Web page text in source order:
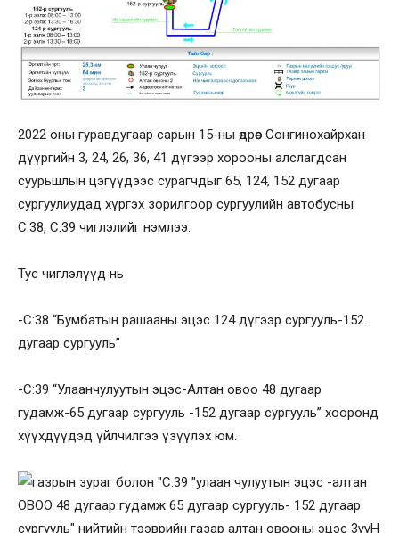
2022 оны гуравдугаар сарын 15-ны өдрөөс Сонгинохайрхан
дүүргийн 3, 24, 26, 36, 41 дүгээр хорооны алслагдсан
суурьшлын цэгүүдээс сурагчдыг 65, 124, 152 дугаар
сургуулиудад хүргэх зорилгоор сургуулийн автобусны
С:38, С:39 чиглэлийг нэмлээ.
Тус чиглэлүүд нь
-С:38 “Бумбатын рашааны эцэс 124 дүгээр сургууль-152
дугаар сургууль”
-С:39 “Улаанчулуутын эцэс-Алтан овоо 48 дугаар
гудамж-65 дугаар сургууль -152 дугаар сургууль” хооронд
хүүхдүүдэд үйлчилгээ үзүүлэх юм.